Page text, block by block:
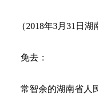
（2018年3月31日
免去：
常智余的湖南省人民